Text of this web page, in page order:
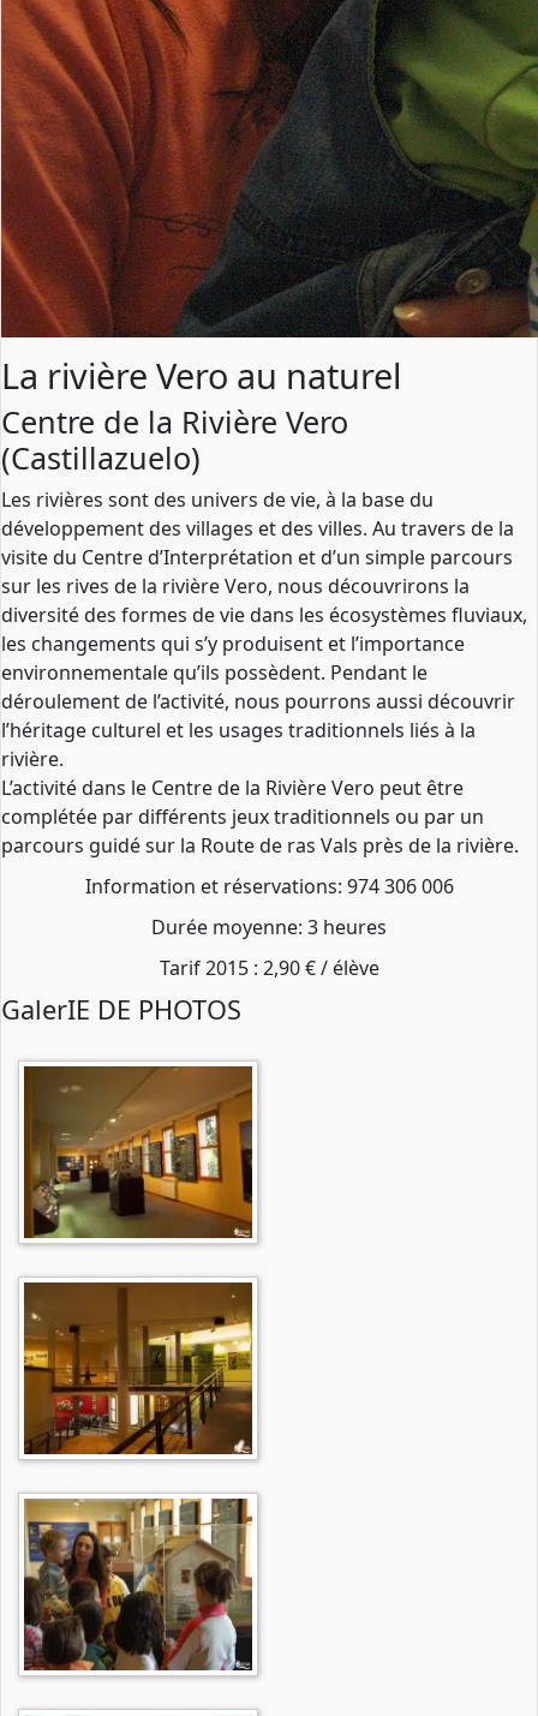
La rivière Vero au naturel
Centre de la Rivière Vero
(Castillazuelo)
Les rivières sont des univers de vie, à la base du
développement des villages et des villes. Au travers de la
visite du Centre d’Interprétation et d’un simple parcours
sur les rives de la rivière Vero, nous découvrirons la
diversité des formes de vie dans les écosystèmes fluviaux,
les changements qui s’y produisent et l’importance
environnementale qu’ils possèdent. Pendant le
déroulement de l’activité, nous pourrons aussi découvrir
l’héritage culturel et les usages traditionnels liés à la
rivière.
L’activité dans le Centre de la Rivière Vero peut être
complétée par différents jeux traditionnels ou par un
parcours guidé sur la Route de ras Vals près de la rivière.
Information et réservations: 974 306 006
Durée moyenne: 3 heures
Tarif 2015 : 2,90 € / élève
GalerIE DE PHOTOS